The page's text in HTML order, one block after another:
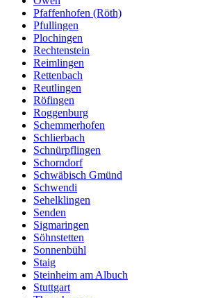
Pfaffenhofen (Röth)
Pfullingen
Plochingen
Rechtenstein
Reimlingen
Rettenbach
Reutlingen
Röfingen
Roggenburg
Schemmerhofen
Schlierbach
Schnürpflingen
Schorndorf
Schwäbisch Gmünd
Schwendi
Sehelklingen
Senden
Sigmaringen
Söhnstetten
Sonnenbühl
Staig
Steinheim am Albuch
Stuttgart